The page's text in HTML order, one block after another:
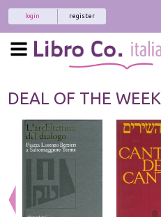
register
login
DEAL OF THE WEEK